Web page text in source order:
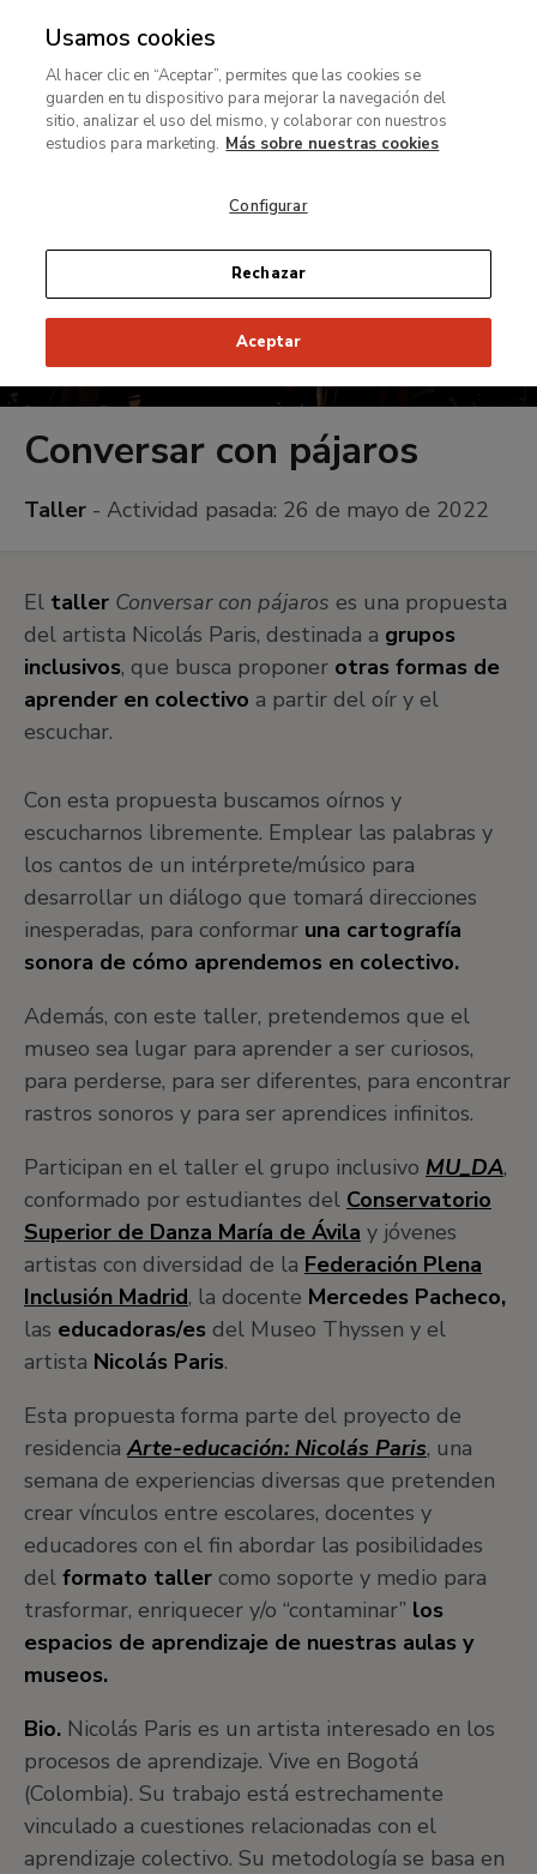
MENÚ
contenido
principal
Conversar con pájaros
Taller - Actividad pasada: 26 de mayo de 2022
El taller Conversar con pájaros es una propuesta
del artista Nicolás Paris, destinada a grupos
inclusivos, que busca proponer otras formas de
aprender en colectivo a partir del oír y el
escuchar.
Con esta propuesta buscamos oírnos y
escucharnos libremente. Emplear las palabras y
los cantos de un intérprete/músico para
desarrollar un diálogo que tomará direcciones
inesperadas, para conformar una cartografía
sonora de cómo aprendemos en colectivo.
Además, con este taller, pretendemos que el
museo sea lugar para aprender a ser curiosos,
para perderse, para ser diferentes, para encontrar
rastros sonoros y para ser aprendices infinitos.
Participan en el taller el grupo inclusivo MU_DA,
conformado por estudiantes del Conservatorio
Superior de Danza María de Ávila y jóvenes
artistas con diversidad de la Federación Plena
Inclusión Madrid, la docente Mercedes Pacheco,
las educadoras/es del Museo Thyssen y el
artista Nicolás Paris.
Esta propuesta forma parte del proyecto de
residenciaArte-educación: Nicolás Paris, una
semana de experiencias diversas que pretenden
crear vínculos entre escolares, docentes y
educadores con el fin abordar las posibilidades
del formato taller como soporte y medio para
trasformar, enriquecer y/o “contaminar” los
espacios de aprendizaje de nuestras aulas y
museos.
Bio. Nicolás Paris es un artista interesado en los
procesos de aprendizaje. Vive en Bogotá
(Colombia). Su trabajo está estrechamente
vinculado a cuestiones relacionadas con el
aprendizaje colectivo. Su metodología se basa en
Usamos cookies
Al hacer clic en “Aceptar”, permites que las cookies se
guarden en tu dispositivo para mejorar la navegación del
sitio, analizar el uso del mismo, y colaborar con nuestros
estudios para marketing. Más sobre nuestras cookies
Configurar
Rechazar
Aceptar